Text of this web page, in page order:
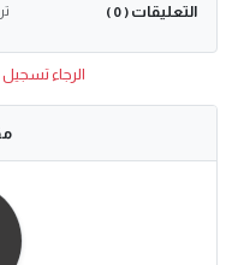
التعليقات ( 0 )
الرجاء